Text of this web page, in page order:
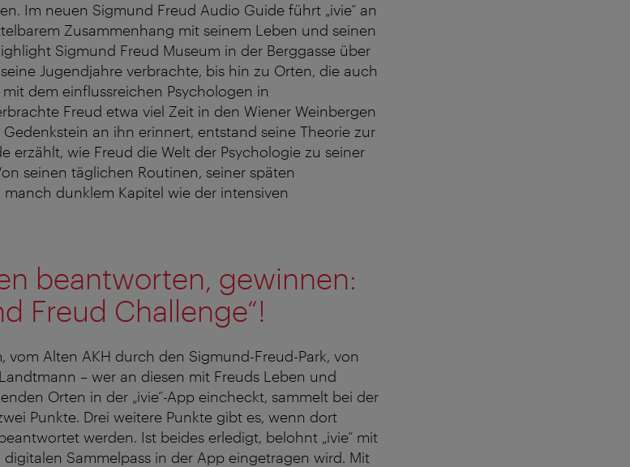
Im neuen Sigmund Freud Audio Guide führt „ivie“ an
Zusammenhang mit seinem Leben und seinen
Sigmund Freud Museum in der Berggasse über
Jugendjahre verbrachte, bis hin zu Orten, die auch
dem einflussreichen Psychologen in
Freud etwa viel Zeit in den Wiener Weinbergen
an ihn erinnert, entstand seine Theorie zur
erzählt, wie Freud die Welt der Psychologie zu seiner
seinen täglichen Routinen, seiner späten
dunklem Kapitel wie der intensiven
beantworten, gewinnen:
Freud Challenge“!
vom Alten AKH durch den Sigmund-Freud-Park, von
– wer an diesen mit Freuds Leben und
Orten in der „ivie“-App eincheckt, sammelt bei der
Punkte. Drei weitere Punkte gibt es, wenn dort
werden. Ist beides erledigt, belohnt „ivie“ mit
Sammelpass in der App eingetragen wird. Mit